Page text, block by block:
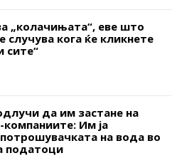
„колачињата“, еве што
случува кога ќе кликнете
сите“
да им застане на
Им ја
на вода во
податоци